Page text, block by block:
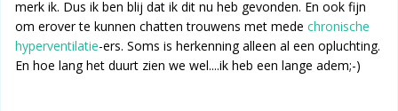
merk ik. Dus ik ben blij dat ik dit nu heb gevonden. En ook fijn
om erover te kunnen chatten trouwens met mede chronische
hyperventilatie-ers. Soms is herkenning alleen al een opluchting.
En hoe lang het duurt zien we wel....ik heb een lange adem;-)